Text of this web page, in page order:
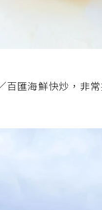
百匯海鮮快炒，非